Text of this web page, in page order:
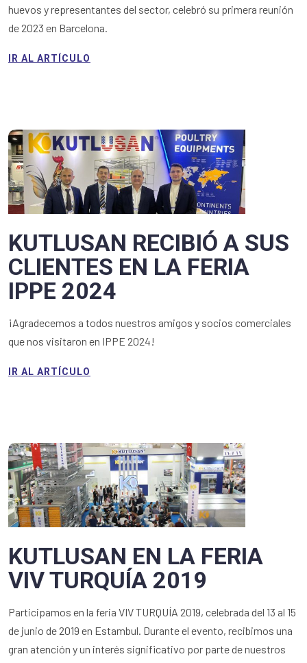
huevos y representantes del sector, celebró su primera reunión
de 2023 en Barcelona.
IR AL ARTÍCULO
KUTLUSAN RECIBIÓ A SUS
CLIENTES EN LA FERIA
IPPE 2024
¡Agradecemos a todos nuestros amigos y socios comerciales
que nos visitaron en IPPE 2024!
IR AL ARTÍCULO
KUTLUSAN EN LA FERIA
VIV TURQUÍA 2019
Participamos en la feria VIV TURQUÍA 2019, celebrada del 13 al 15
de junio de 2019 en Estambul. Durante el evento, recibimos una
gran atención y un interés significativo por parte de nuestros